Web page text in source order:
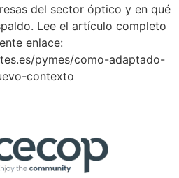
del sector óptico y en qué
Lee el artículo completo
enlace:
pymes/como-adaptado-
contexto